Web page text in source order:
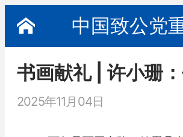
中国致公党
书画献礼 | 许小珊
2025年11月04日